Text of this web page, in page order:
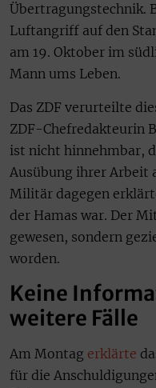
Übertragungstechnik.
Luftangriff auf den
am 19. Oktober im
Mann ums Leben.
Das ZDF verurteilte
ZDF-Chefredakteurin
ist nicht hinnehmbar,
Ausübung ihrer Arbeit
Militär dagegen
der Hamas war. Der
gewesen, sondern
worden.
Keine
weitere Fälle
Am Montag erklärte
für die